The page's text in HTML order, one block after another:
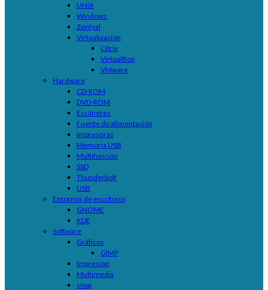
UNIX
Windows
Zentyal
Virtualización
Citrix
VirtualBox
VMware
Hardware
CD-ROM
DVD-ROM
Escáneres
Fuente de alimentación
Impresoras
Memoria USB
Multifunción
SSD
Thunderbolt
USB
Entornos de escritorio
GNOME
KDE
Software
Gráficos
GIMP
Impresión
Multimedia
snap